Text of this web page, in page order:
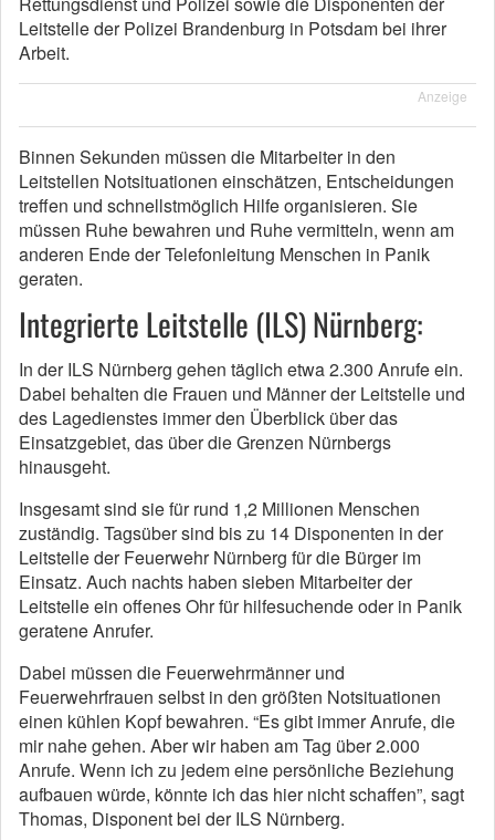
Leitstelle der Polizei Brandenburg in Potsdam bei ihrer
Arbeit.
Anzeige
Binnen Sekunden müssen die Mitarbeiter in den
Leitstellen Notsituationen einschätzen, Entscheidungen
treffen und schnellstmöglich Hilfe organisieren. Sie
müssen Ruhe bewahren und Ruhe vermitteln, wenn am
anderen Ende der Telefonleitung Menschen in Panik
geraten.
Integrierte Leitstelle (ILS) Nürnberg:
In der ILS Nürnberg gehen täglich etwa 2.300 Anrufe ein.
Dabei behalten die Frauen und Männer der Leitstelle und
des Lagedienstes immer den Überblick über das
Einsatzgebiet, das über die Grenzen Nürnbergs
hinausgeht.
Insgesamt sind sie für rund 1,2 Millionen Menschen
zuständig. Tagsüber sind bis zu 14 Disponenten in der
Leitstelle der Feuerwehr Nürnberg für die Bürger im
Einsatz. Auch nachts haben sieben Mitarbeiter der
Leitstelle ein offenes Ohr für hilfesuchende oder in Panik
geratene Anrufer.
Dabei müssen die Feuerwehrmänner und
Feuerwehrfrauen selbst in den größten Notsituationen
einen kühlen Kopf bewahren. “Es gibt immer Anrufe, die
mir nahe gehen. Aber wir haben am Tag über 2.000
Anrufe. Wenn ich zu jedem eine persönliche Beziehung
aufbauen würde, könnte ich das hier nicht schaffen”, sagt
Thomas, Disponent bei der ILS Nürnberg.